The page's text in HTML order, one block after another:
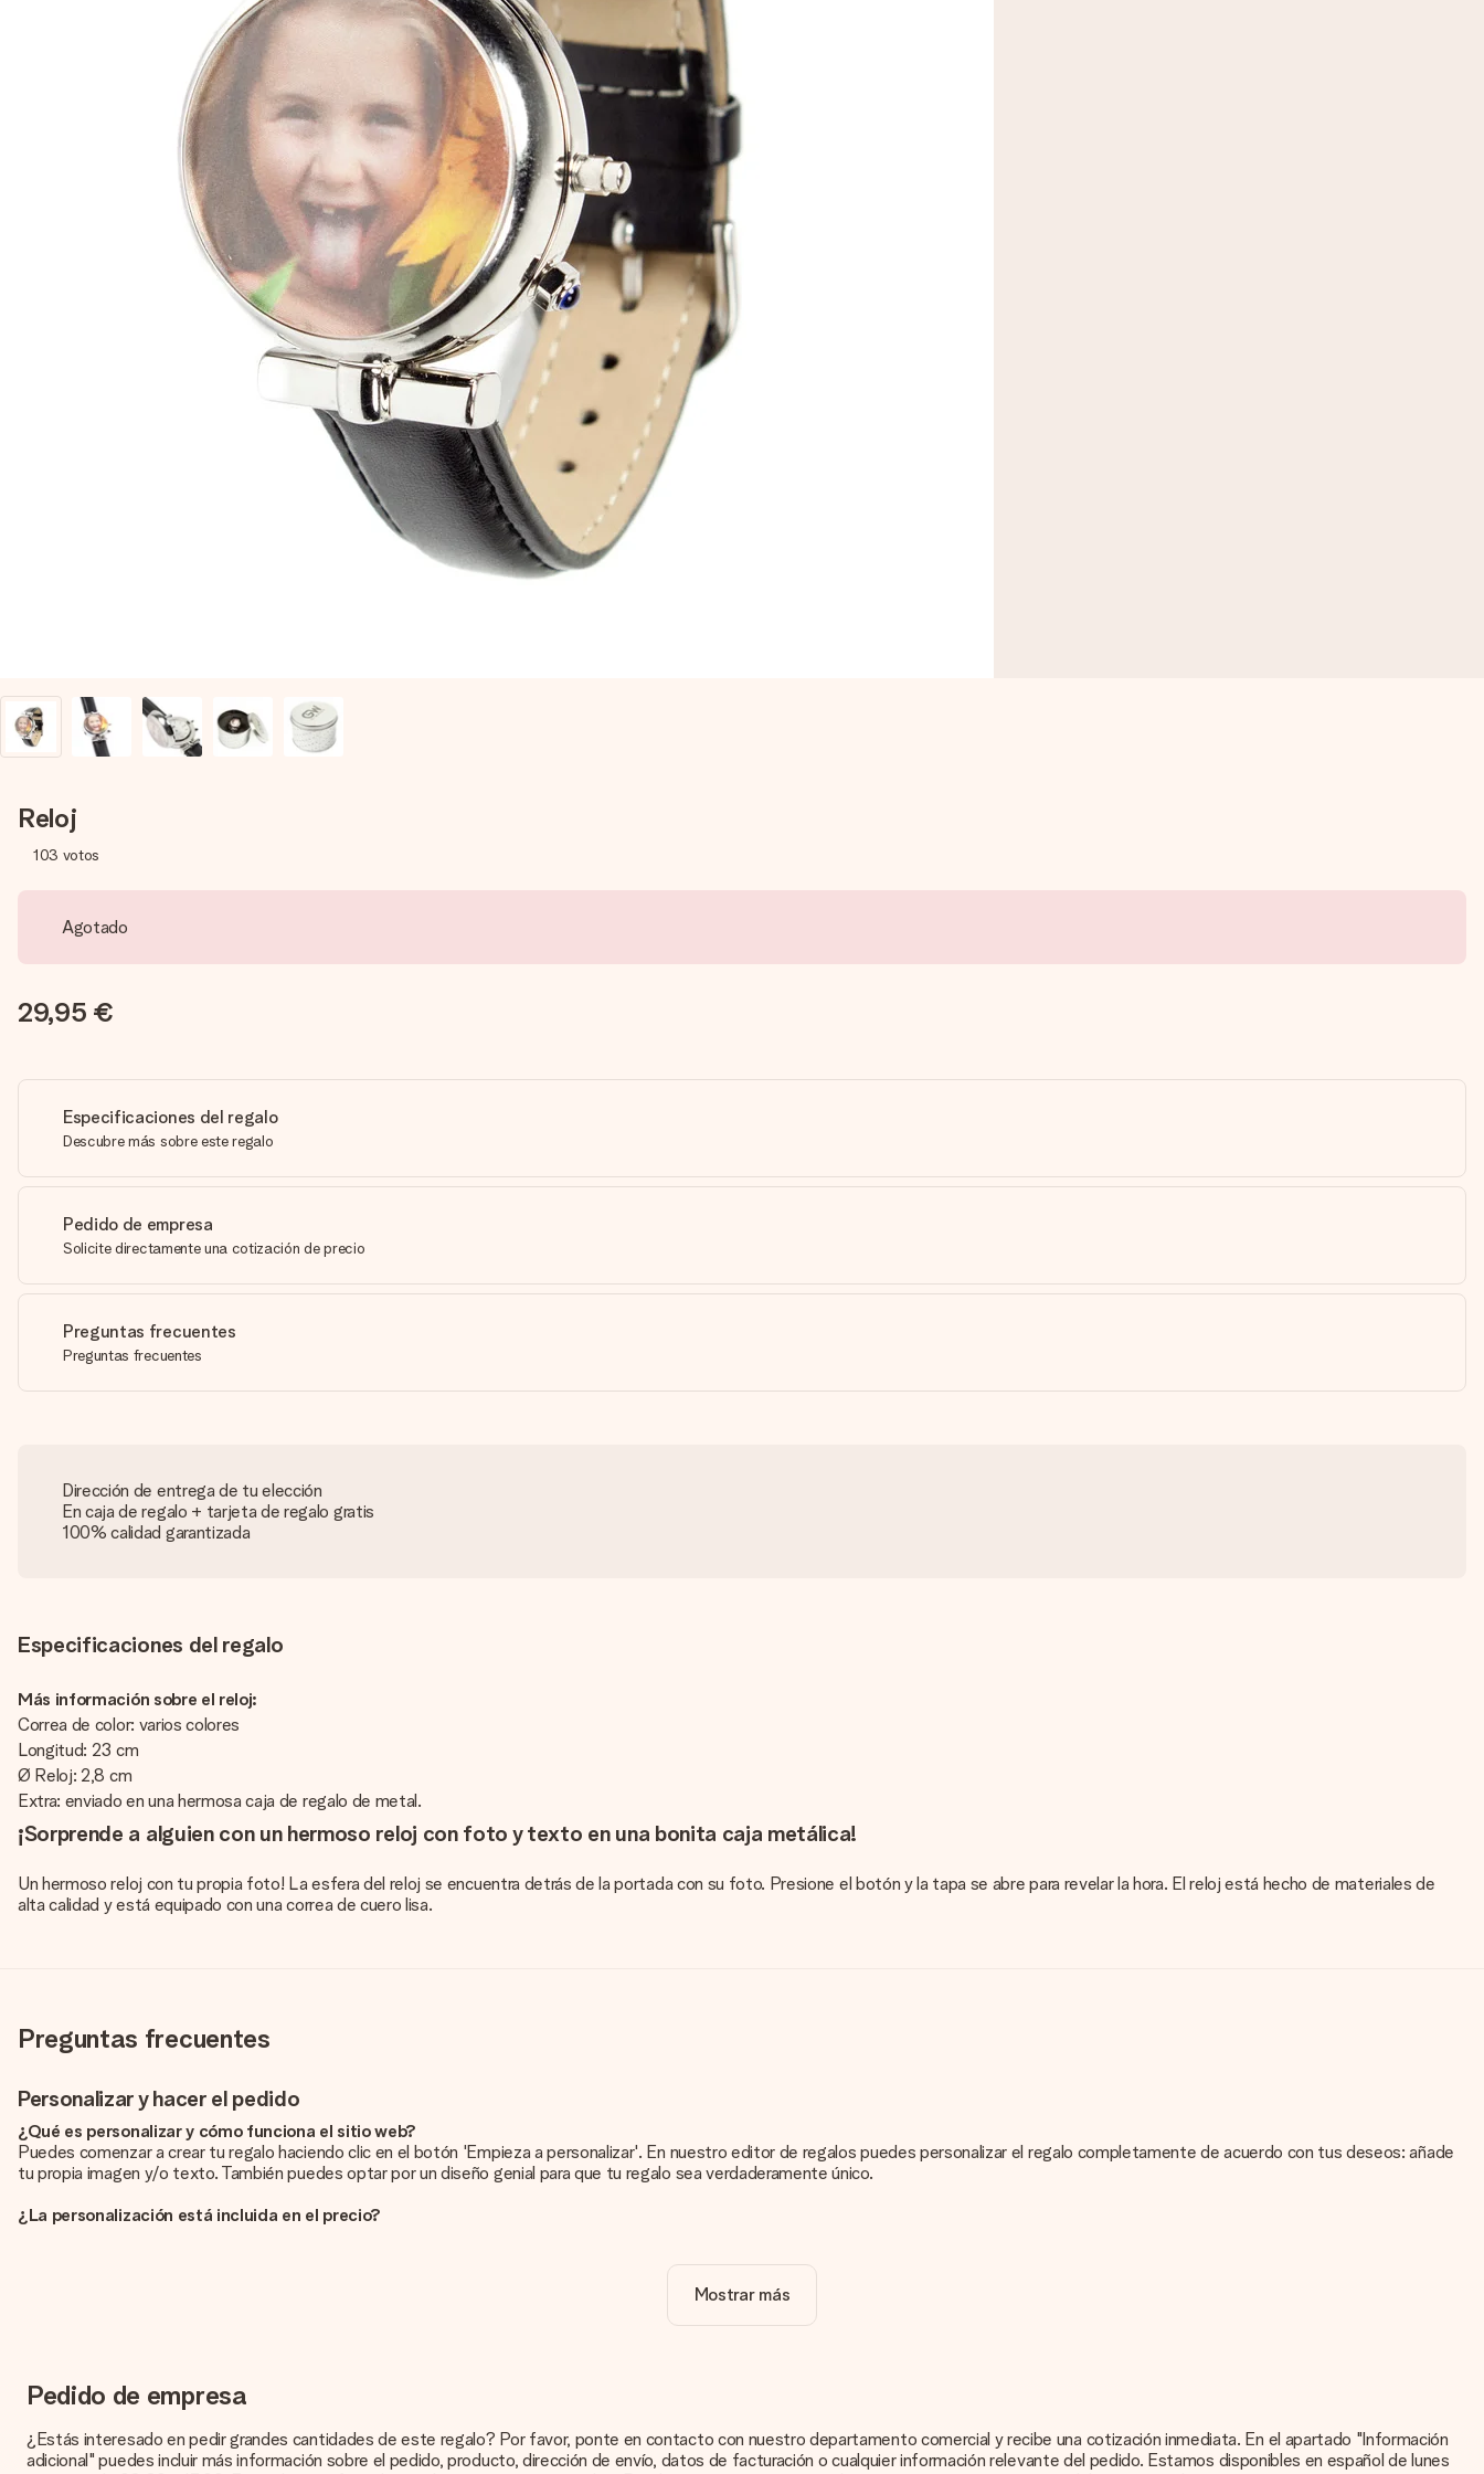
Reloj
103 votos
Agotado
29,95 €
Especificaciones del regalo
Descubre más sobre este regalo
Pedido de empresa
Solicite directamente una cotización de precio
Preguntas frecuentes
Preguntas frecuentes
Dirección de entrega de tu elección
En caja de regalo + tarjeta de regalo gratis
100% calidad garantizada
Especificaciones del regalo
Más información sobre el reloj:
Correa de color: varios colores
Longitud: 23 cm
Ø Reloj: 2,8 cm
Extra: enviado en una hermosa caja de regalo de metal.
¡Sorprende a alguien con un hermoso reloj con foto y texto en una bonita caja metálica!
Un hermoso reloj con tu propia foto! La esfera del reloj se encuentra detrás de la portada con su foto. Presione el botón y la tapa se abre para revelar la hora. El reloj está hecho de materiales de
alta calidad y está equipado con una correa de cuero lisa.
Preguntas frecuentes
Personalizar y hacer el pedido
¿Qué es personalizar y cómo funciona el sitio web?
Puedes comenzar a crear tu regalo haciendo clic en el botón 'Empieza a personalizar'. En nuestro editor de regalos puedes personalizar el regalo completamente de acuerdo con tus deseos: añade
tu propia imagen y/o texto. También puedes optar por un diseño genial para que tu regalo sea verdaderamente único.
¿La personalización está incluida en el precio?
Queremos asegurarnos de que estás completamente satisfecho con tu regalo. Por eso es importante utilizar fotos de alta calidad. Si no estás seguro de la calidad de la imagen, ponte en contacto
con nuestro equipo de atención al cliente e incluye la foto junto con el regalo que te interesa encargar. Ellos podrán comprobar la calidad por ti.
Puedes carga archivos JPG y PNG en nuestro editor. ¿Es esto demasiado técnico o tienes una imagen de un formato diferente que te gustaría usar? Ponte en contacto con nuestro servicio de
atención al cliente. ¡Estaremos encantados de ayudarte para que puedas crear el regalo que deseas!
¿Qué pasa si el color u opción que deseo no está disponible?
¿Estás buscando un regalo específico o un regalo en un color específico, pero no aparece en el sitio web? Ponte en contacto con nuestro equipo de servicio al cliente; ¡Nos encantará ayudarte!
Mostrar más
Pedido de empresa
¿Estás interesado en pedir grandes cantidades de este regalo? Por favor, ponte en contacto con nuestro departamento comercial y recibe una cotización inmediata. En el apartado "Información
adicional" puedes incluir más información sobre el pedido, producto, dirección de envío, datos de facturación o cualquier información relevante del pedido. Estamos disponibles en español de lunes